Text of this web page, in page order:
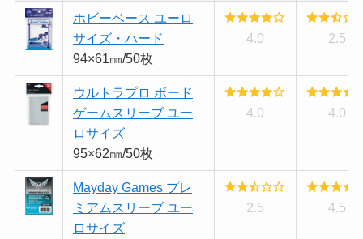
ホビーベース ユーロ
サイズ・ハード
94×61㎜/50枚
4.0 2.5
ウルトラプロ ボード
ゲームスリーブ ユー
ロサイズ
95×62㎜/50枚
4.0 4.0
Mayday Games プレ
ミアムスリーブ ユー
ロサイズ
2.5 4.5